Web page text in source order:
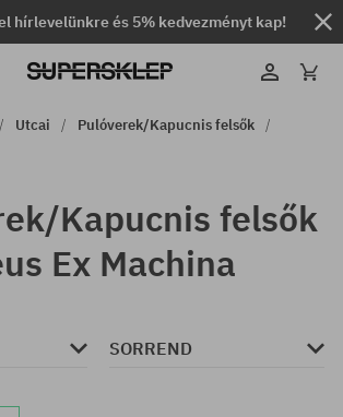
hírlevelünkre és 5% kedvezményt kap!
Utcai
Pulóverek/Kapucnis felsők
Kapucnis felsők
Ex Machina
SORREND